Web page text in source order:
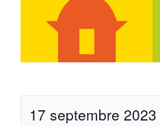
17 septembre 2023